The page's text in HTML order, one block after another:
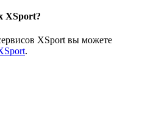
XSport?
XSport вы можете
.